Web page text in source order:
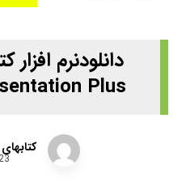
دانلودنرم
Plus
کتابهای Super Safari